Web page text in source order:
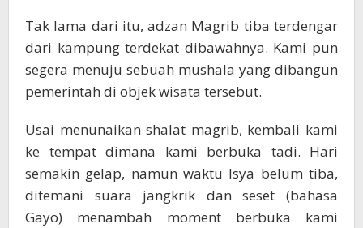
Tak lama dari itu, adzan Magrib tiba terdengar
dari kampung terdekat dibawahnya. Kami pun
segera menuju sebuah mushala yang dibangun
pemerintah di objek wisata tersebut.
Usai menunaikan shalat magrib, kembali kami
ke tempat dimana kami berbuka tadi. Hari
semakin gelap, namun waktu Isya belum tiba,
ditemani suara jangkrik dan seset (bahasa
Gayo) menambah moment berbuka kami